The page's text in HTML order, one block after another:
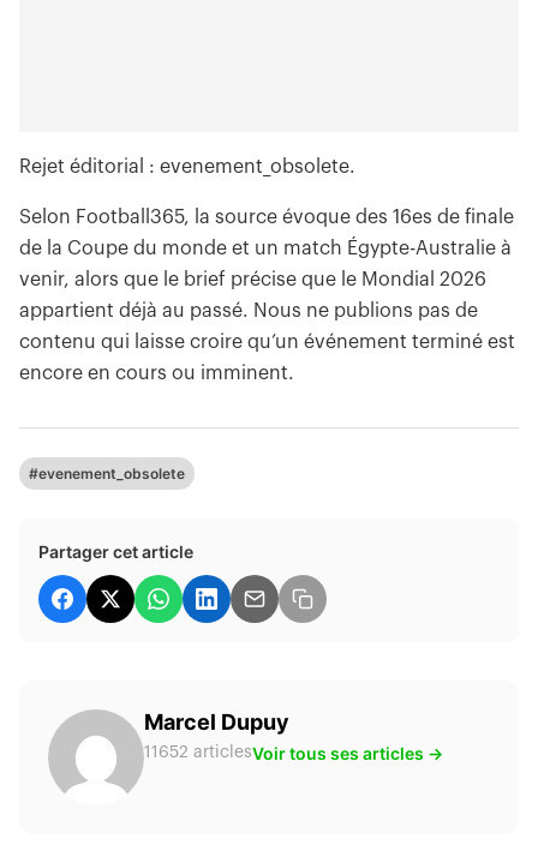
Rejet éditorial : evenement_obsolete.
Selon Football365, la source évoque des 16es de finale
de la Coupe du monde et un match Égypte-Australie à
venir, alors que le brief précise que le Mondial 2026
appartient déjà au passé. Nous ne publions pas de
contenu qui laisse croire qu’un événement terminé est
encore en cours ou imminent.
#evenement_obsolete
Partager cet article
Marcel Dupuy
11652 articlesVoir tous ses articles →